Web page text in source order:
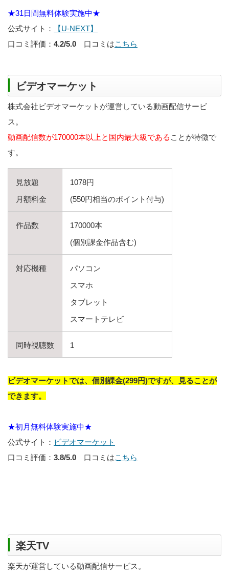
★31日間無料体験実施中★
公式サイト：
【U-NEXT】
口コミ評価： 4.2/5.0 口コミはこちら
ビデオマーケット
株式会社ビデオマーケットが運営している動画配信サービ
ス。
動画配信数が170000本以上と国内最大級である ことが特徴で
す。
見放題
月額料金
1078円
(550円相当のポイント付与)
作品数
170000本
(個別課金作品含む)
対応機種
パソコン
スマホ
タブレット
スマートテレビ
同時視聴数 1
ビデオマーケットでは、個別課金(299円)ですが、見ることが
できます。
★初月無料体験実施中★
公式サイト： ビデオマーケット
口コミ評価： 3.8/5.0 口コミはこちら
楽天TV
楽天が運営している動画配信サービス。